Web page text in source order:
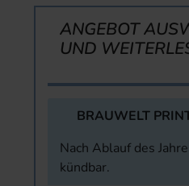
ANGEBOT
UND
BRAUWELT
Nach Ablauf des
kündbar.